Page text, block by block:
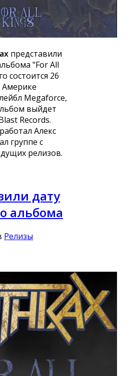
представили
"For All
состоится 26
Америке
Megaforce,
выйдет
Records.
Алекс
группе с
релизов.
дату
альбома
Релизы